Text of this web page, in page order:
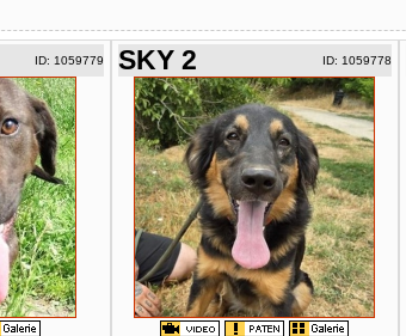
ID: 1059779 SKY 2 ID: 1059778